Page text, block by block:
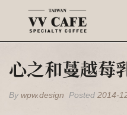
心之和蔓越莓
Bywpw.design Posted 2014-